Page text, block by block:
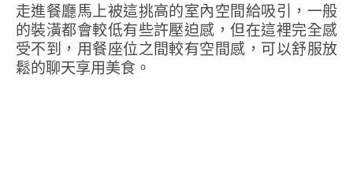
走進餐廳馬上被這挑高的室內空間給吸引，一般
的裝潢都會較低有些許壓迫感，但在這裡完全感
受不到，用餐座位之間較有空間感，可以舒服放
鬆的聊天享用美食。